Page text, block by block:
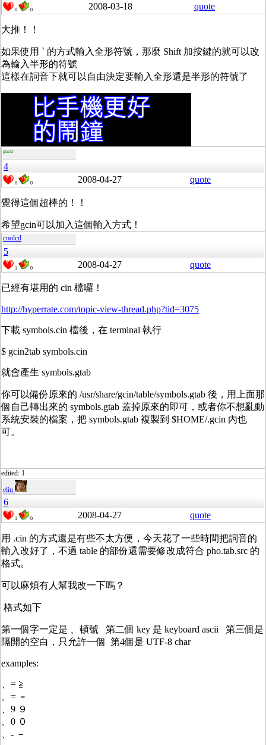
0 0 2008-03-18 quote
大推！！
如果使用 ` 的方式輸入全形符號，那麼 Shift 加按鍵的就可以改
為輸入半形的符號
這樣在詞音下就可以自由決定要輸入全形還是半形的符號了
guest
4
0 0 2008-04-27 quote
覺得這個超棒的！！
希望gcin可以加入這個輸入方式！
coolcd
5
1 0 2008-04-27 quote
已經有堪用的 cin 檔囉！
http://hyperrate.com/topic-view-thread.php?tid=3075
下載 symbols.cin 檔後，在 terminal 執行
$ gcin2tab symbols.cin
就會產生 symbols.gtab
你可以備份原來的 /usr/share/gcin/table/symbols.gtab 後，用上面那
個自己轉出來的 symbols.gtab 蓋掉原來的即可，或者你不想亂動
系統安裝的檔案，把 symbols.gtab 複製到 $HOME/.gcin 內也
可。
edited: 1
eliu
6
1 0 2008-04-27 quote
用 .cin 的方式還是有些不太方便，今天花了一些時間把詞音的
輸入改好了，不過 table 的部份還需要修改成符合 pho.tab.src 的
格式。
可以麻煩有人幫我改一下嗎？
格式如下
第一個字一定是 、頓號 第二個 key 是 keyboard ascii 第三個是
隔開的空白，只允許一個 第4個是 UTF-8 char
examples:
、= ≧
、= ﹦
、9 ９
、0 ０
、- －